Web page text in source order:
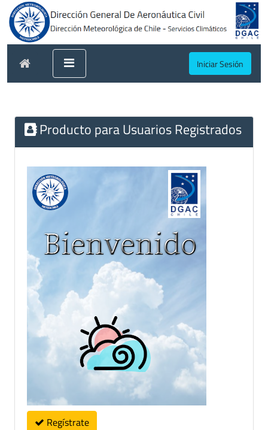
Iniciar Sesión
Producto para Usuarios Registrados
Regístrate